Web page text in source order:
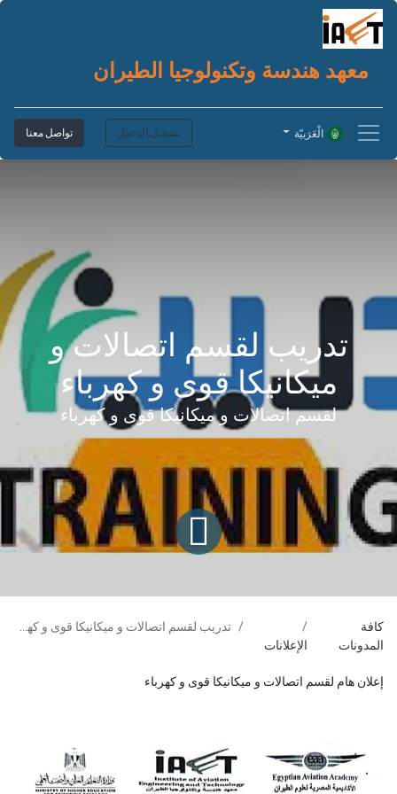
معهد هندسة وتكنولوجيا الطيران
تسجيل الدخول تواصل معنا الْعَرَبيّة
تدريب لقسم اتصالات و
ميكانيكا قوى و كهرباء
لقسم اتصالات و ميكانيكا قوى و كهرباء
كافة
المدونات
الإعلانات
تدريب لقسم اتصالات و ميكانيكا قوى و كهرباء
إعلان هام لقسم اتصالات و ميكانيكا قوى و كهرباء